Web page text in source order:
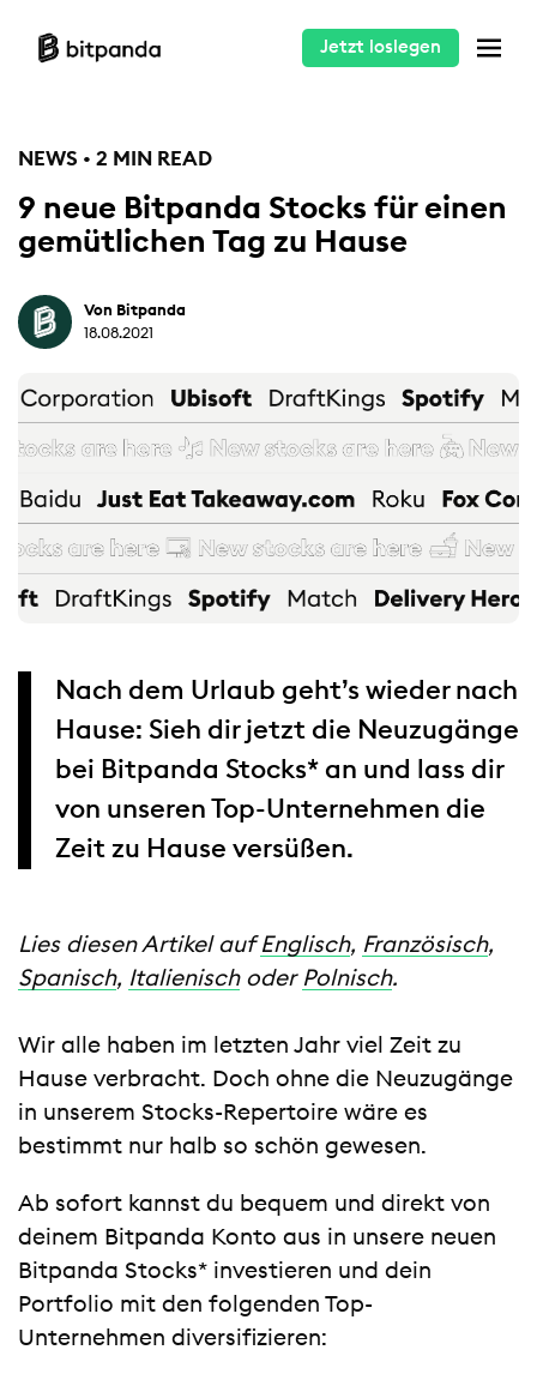
Jetzt loslegen
NEWS • 2 MIN READ
9 neue Bitpanda Stocks für einen
gemütlichen Tag zu Hause
Von Bitpanda
18.08.2021
Nach dem Urlaub geht’s wieder nach
Hause: Sieh dir jetzt die Neuzugänge
bei Bitpanda Stocks* an und lass dir
von unseren Top-Unternehmen die
Zeit zu Hause versüßen.
Lies diesen Artikel aufEnglisch, Französisch,
Spanisch, Italienischoder Polnisch.
Wir alle haben im letzten Jahr viel Zeit zu
Hause verbracht. Doch ohne die Neuzugänge
in unserem Stocks-Repertoire wäre es
bestimmt nur halb so schön gewesen.
Ab sofort kannst du bequem und direkt von
deinem Bitpanda Konto aus in unsere neuen
Bitpanda Stocks* investieren und dein
Portfolio mit den folgenden Top-
Unternehmen diversifizieren: